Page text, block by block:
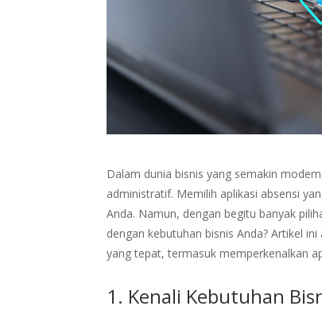
Dalam dunia bisnis yang semakin
administratif. Memilih aplikasi absensi
Anda. Namun, dengan begitu banyak
dengan kebutuhan bisnis Anda? Artikel
yang tepat, termasuk memperkenalkan
1. Kenali Kebutuhan